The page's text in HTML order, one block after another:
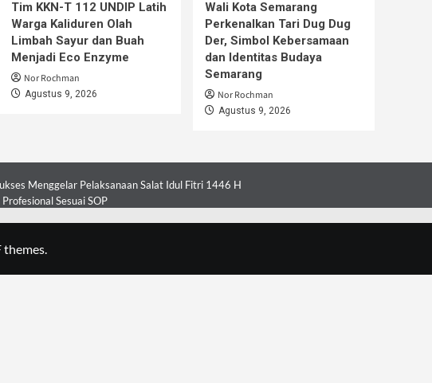
Tim KKN-T 112 UNDIP Latih
Warga Kaliduren Olah
Limbah Sayur dan Buah
Menjadi Eco Enzyme
Nor Rochman
Agustus 9, 2026
Wali Kota Semarang
Perkenalkan Tari Dug Dug
Der, Simbol Kebersamaan
dan Identitas Budaya
Semarang
Nor Rochman
Agustus 9, 2026
Menggelar Pelaksanaan Salat Idul Fitri 1446 H
Sesuai SOP